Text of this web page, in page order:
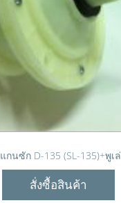
แกนซัก D-135 (SL-135)+พูเล่
สั่งซื้อสินค้า